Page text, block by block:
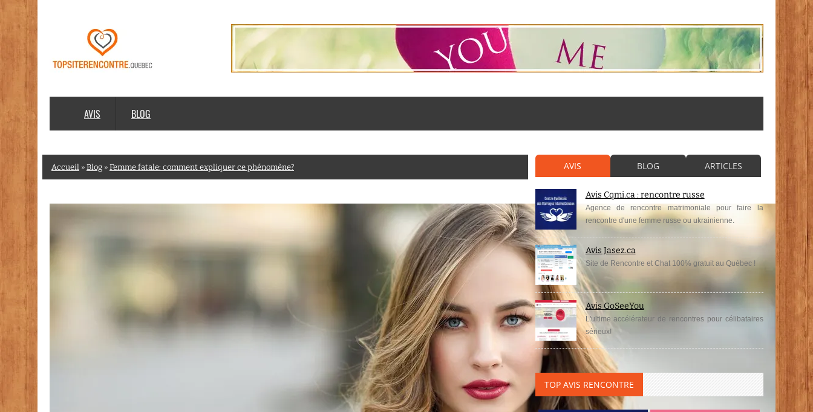
AVIS BLOG
Accueil » Blog » Femme fatale: comment expliquer ce phénomène? AVIS BLOG ARTICLES
Avis Cqmi.ca : rencontre russe
Agence de rencontre matrimoniale pour faire la
rencontre d'une femme russe ou ukrainienne.
Avis Jasez.ca
Site de Rencontre et Chat 100% gratuit au Québec !
Avis GoSeeYou
L'ultime accélérateur de rencontres pour célibataires
sérieux!
TOP AVIS RENCONTRE